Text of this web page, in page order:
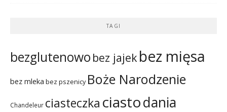
TAGI
bezglutenowo bez jajek bez mięsa
bez mleka bez pszenicy Boże Narodzenie
Chandeleur ciasteczka ciastodania